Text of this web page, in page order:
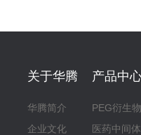
关于华腾
华腾简介
企业文化
产品中
PEG衍生物
医药中间体